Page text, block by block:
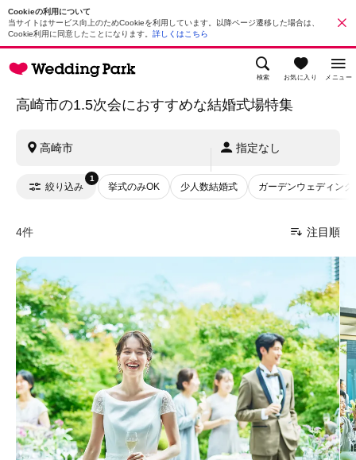
Cookieの利用について
当サイトはサービス向上のためCookieを利用しています。以降ページ遷移した場合は、
Cookie利用に同意したことになります。 詳しくはこちら
検索 お気に入り メニュー
高崎市の1.5次会におすすめな結婚式場特集
高崎市 指定なし
絞り込み
1
挙式のみOK 少人数結婚式 ガーデンウェディング
4件 注目順